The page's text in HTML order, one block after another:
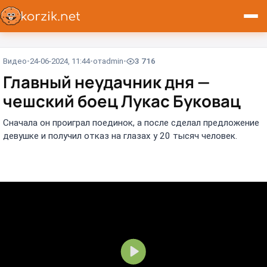
Видео 24-06-2024, 11:44 отadmin 3 716
Главный неудачник дня —
чешский боец Лукас Буковац
Сначала он проиграл поединок, а после сделал предложение
девушке и получил отказ на глазах у 20 тысяч человек.
В